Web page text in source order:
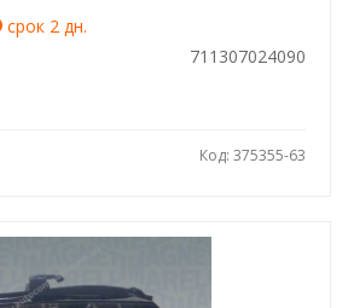
срок 2 дн.
711307024090
Код: 375355-63